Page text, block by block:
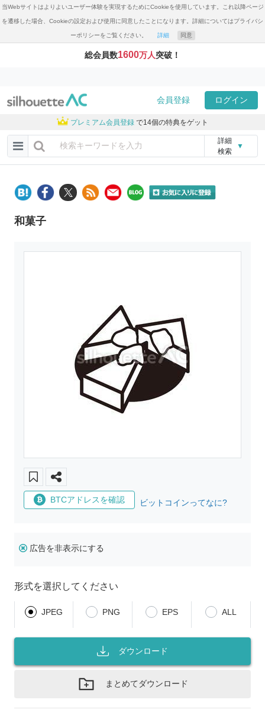
当Webサイトはよりよいユーザー体験を実現するためにCookieを使用しています。これ以降ページ
を遷移した場合、Cookieの設定および使用に同意したことになります。詳細についてはプライバシ
ーポリシーをご覧ください。 詳細 同意
総会員数1600万人突破！
会員登録 ログイン
プレミアム会員登録 で14個の特典をゲット
詳細
検索
▼
和菓子
BTCアドレスを確認 ビットコインってなに?
広告を非表示にする
形式を選択してください
JPEG PNG EPS ALL
ダウンロード
まとめてダウンロード